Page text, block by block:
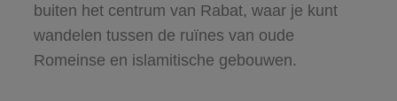
buiten het centrum van Rabat, waar je kunt
wandelen tussen de ruïnes van oude
Romeinse en islamitische gebouwen.